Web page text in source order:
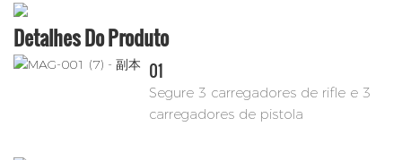
Detalhes Do Produto
01
Segure 3 carregadores de rifle e 3
carregadores de pistola